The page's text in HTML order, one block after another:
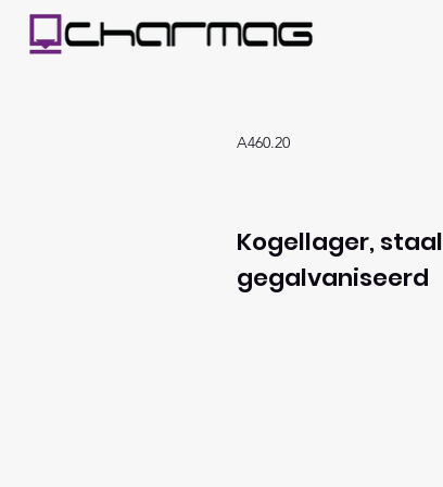
A460.20
Kogellager, staal
gegalvaniseerd